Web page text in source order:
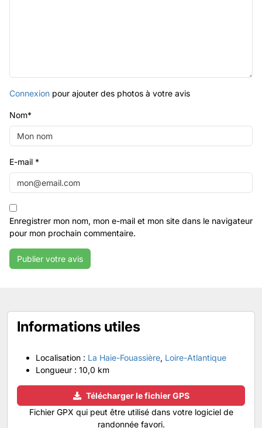
Connexion pour ajouter des photos à votre avis
Nom*
E-mail *
Enregistrer mon nom, mon e-mail et mon site dans le navigateur
pour mon prochain commentaire.
Informations utiles
Localisation : La Haie-Fouassière, Loire-Atlantique
Longueur : 10,0 km
Télécharger le fichier GPS
Fichier GPX qui peut être utilisé dans votre logiciel de
randonnée favori.